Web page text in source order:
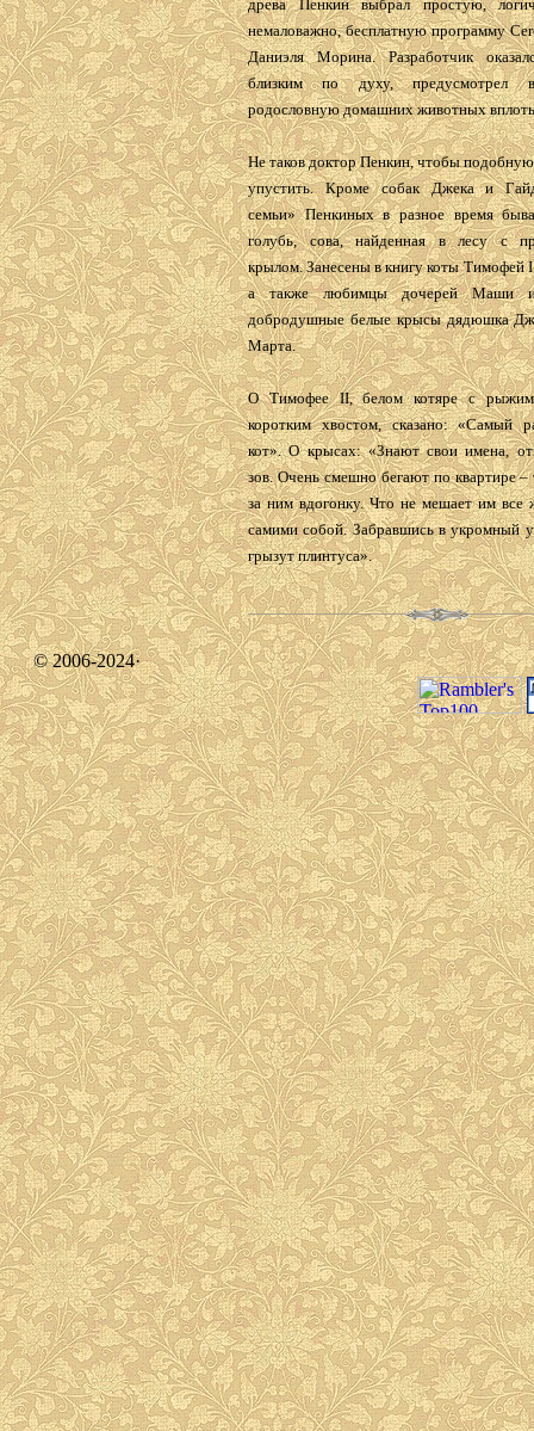
древа Пенкин выбрал простую,
немаловажно, бесплатную программу
Даниэля Морина. Разработчик
близким по духу, предусмотрел
родословную домашних животных
Не таков доктор Пенкин, чтобы
упустить. Кроме собак Джека и
семьи» Пенкиных в разное время
голубь, сова, найденная в лесу с
крылом. Занесены в книгу коты Тимофей
а также любимцы дочерей Маши
добродушные белые крысы дядюшка
Марта.
О Тимофее II, белом котяре с
коротким хвостом, сказано: «Самый
кот». О крысах: «Знают свои имена,
зов. Очень смешно бегают по квартире –
за ним вдогонку. Что не мешает им все
самими собой. За­бравшись в укромный
грызут плинтуса».
© 2006-2024·